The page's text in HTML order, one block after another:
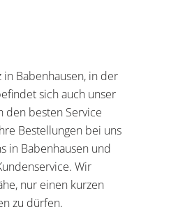
Babenhausen, in der
sich auch unser
den besten Service
Bestellungen bei uns
in Babenhausen und
Wir
nur einen kurzen
zu dürfen.